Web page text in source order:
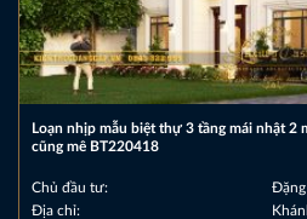
Loạn nhịp mẫu biệt thự 3 tầng mái nhật 2
cũng mê BT220418
Chủ đầu tư:
Đặng
Địa chỉ: